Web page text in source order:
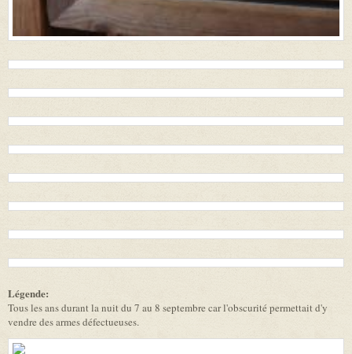
Légende:
Tous les ans durant la nuit du 7 au 8 septembre car l'obscurité permettait d'y
vendre des armes défectueuses.